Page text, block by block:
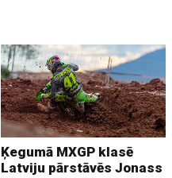
Ķegumā MXGP klasē
Latviju pārstāvēs Jonass